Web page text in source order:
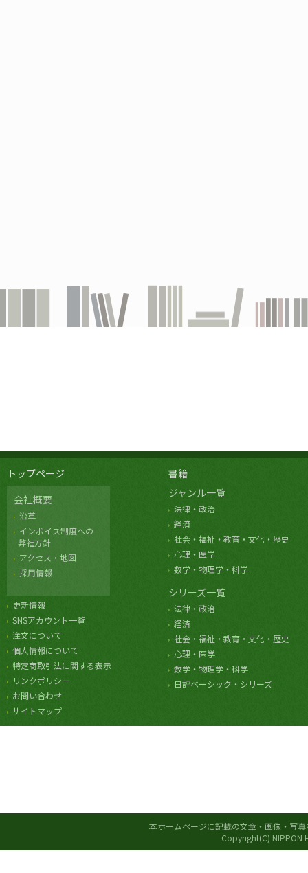
トップページ
会社概要
沿革
インボイス制度への
弊社方針
アクセス・地図
採用情報
更新情報
SNSアカウント一覧
注文について
個人情報について
特定商取引法に関する表示
リンクポリシー
お問い合わせ
サイトマップ
書籍
ジャンル一覧
法律・政治
経済
社会・福祉・教育・文化・歴史
心理・医学
数学・物理学・科学
シリーズ一覧
法律・政治
経済
社会・福祉・教育・文化・歴史
心理・医学
数学・物理学・科学
日評ベーシック・シリーズ
本ホームページに記載の文章・画像・写
Copyright(C) NIPPON